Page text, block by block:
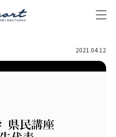
2021.04.12